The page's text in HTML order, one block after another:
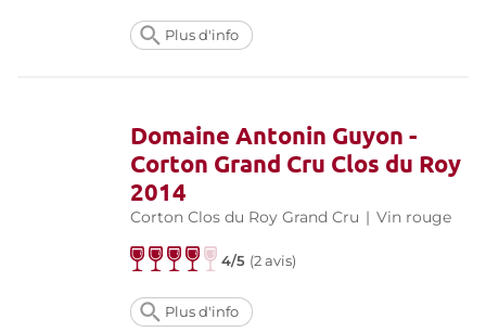
Plus d'info
Domaine Antonin Guyon -
Corton Grand Cru Clos du Roy
2014
Corton Clos du Roy Grand Cru | Vin rouge
4/5 (2 avis)
Plus d'info